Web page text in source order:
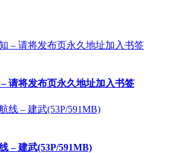
请将发布页永久地址加入书签
– 建武(53P/591MB)